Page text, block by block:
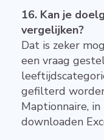
16. Kan je
vergelijken?
Dat is zeker
een vraag
gefilterd
Maptionnaire,
downloaden